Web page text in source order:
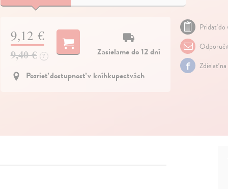
9,12 €
9,40 € ?
Zasielame do 12 dní
Pozrieť dostupnosť v kníhkupectvách
Pridať do
Zdielať